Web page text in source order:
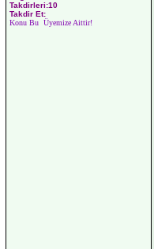
Takdirleri:10
Takdir Et:
Konu Bu Üyemize Aittir!